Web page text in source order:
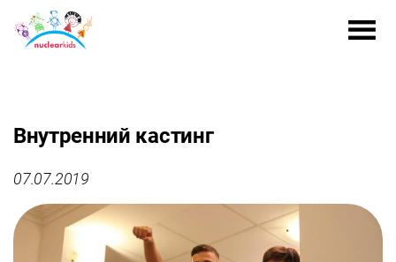
Внутренний кастинг
07.07.2019